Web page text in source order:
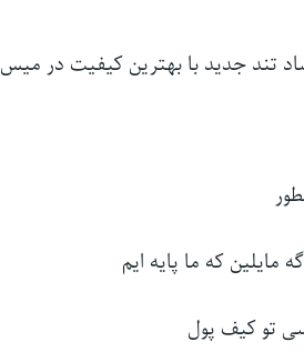
تند جدید با بهترین کیفیت در میس
ﻛﻪ ﻣﺎ ﭘﺎﻳﻪ اﻳﻢ
ﺗﻮ ﻛﻴﻒ ﭘﻮل